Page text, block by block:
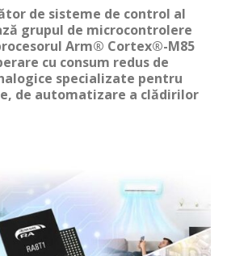
de sisteme de control al
grupul de microcontrolere
Arm® Cortex®-M85
cu consum redus de
specializate pentru
de automatizare a clădirilor